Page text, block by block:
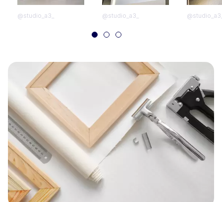
@studio_a3_ @studio_a3_